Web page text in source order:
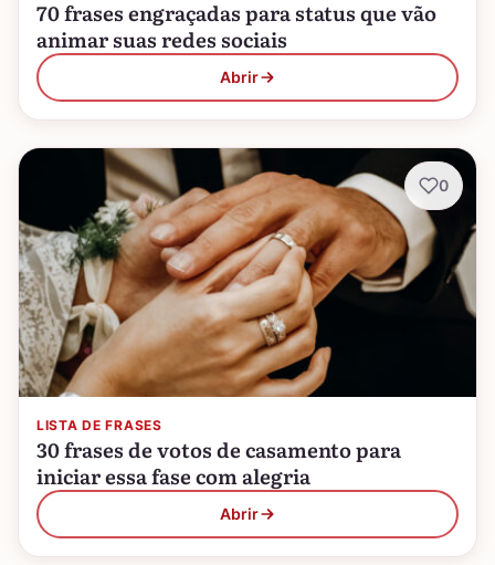
70 frases engraçadas para status que vão
animar suas redes sociais
Abrir
LISTA DE FRASES
30 frases de votos de casamento para
iniciar essa fase com alegria
Abrir
0